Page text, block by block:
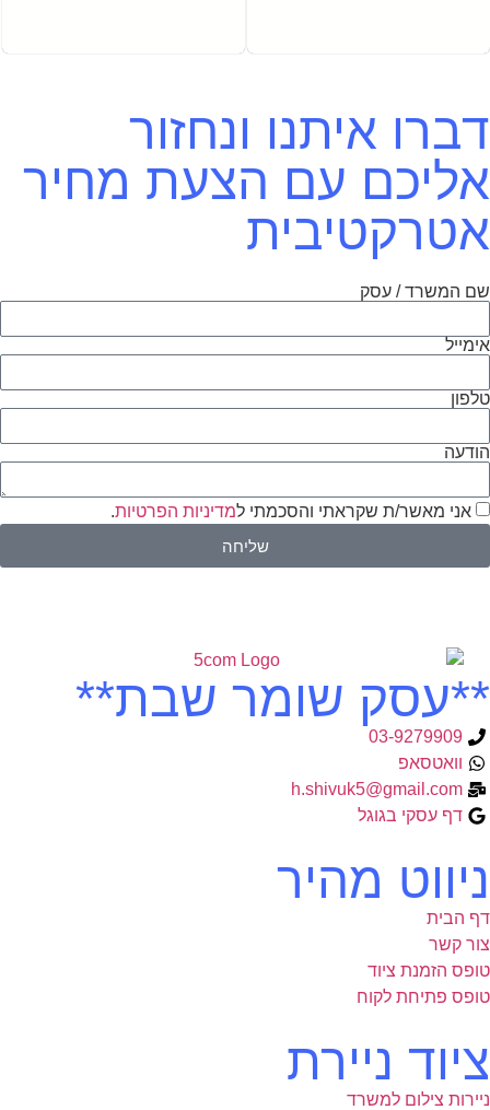
דברו איתנו ונחזור
אליכם עם הצעת מחיר
אטרקטיבית
שם המשרד / עסק
אימייל
טלפון
הודעה
אני מאשר/ת שקראתי והסכמתי למדיניות הפרטיות.
שליחה
**עסק שומר שבת**
03-9279909
וואטסאפ
h.shivuk5@gmail.com
דף עסקי בגוגל
ניווט מהיר
דף הבית
צור קשר
טופס הזמנת ציוד
טופס פתיחת לקוח
ציוד ניירת
ניירות צילום למשרד